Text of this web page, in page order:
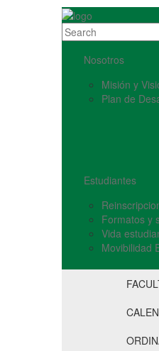
Nosotros
Misión y
Plan de
Estudiantes
Formatos y
Vida
Movibilidad